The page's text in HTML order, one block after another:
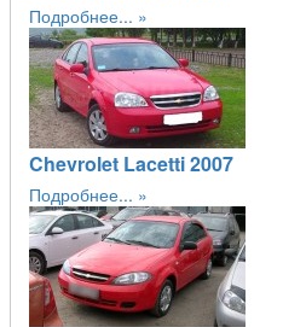
Подробнее...
Chevrolet Lacetti 2007
Подробнее...